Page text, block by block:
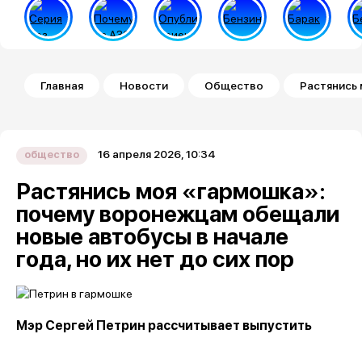
Строка навигации
Главная Новости Общество
общество 16 апреля 2026, 10:34
Растянись моя «гармошка»:
почему воронежцам обещали
новые автобусы в начале
года, но их нет до сих пор
Мэр Сергей Петрин рассчитывает выпустить